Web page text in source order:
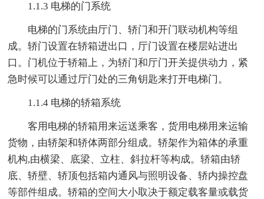
1.1.3 电梯的门系统
电梯的门系统由厅门、轿门和开门联动机构等组
成。轿门设置在轿箱进出口，厅门设置在楼层站进出
口。门机位于轿箱上，为轿门和厅门开关提供动力，紧
急时候可以通过厅门处的三角钥匙来打开电梯门。
1.1.4 电梯的轿箱系统
客用电梯的轿箱用来运送乘客，货用电梯用来运输
货物，由轿架和轿体两部分组成。轿架作为箱体的承重
机构,由横梁、底梁、立柱、斜拉杆等构成。轿箱由轿
底、轿壁、轿顶包括箱内通风与照明设备、轿内操控盘
等部件组成。轿箱的空间大小取决于额定载客量或载货